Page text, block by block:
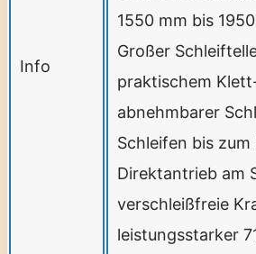
Info
1550 mm bis
Großer
praktischem
abnehmbarer
Schleifen bis zum
Direktantrieb am
verschleißfreie
leistungsstarker